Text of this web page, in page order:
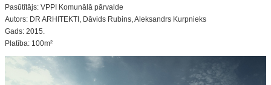
Pasūtītājs: VPPI Komunālā pārvalde
Autors: DR ARHITEKTI, Dāvids Rubins, Aleksandrs Kurpnieks
Gads: 2015.
Platība: 100m²